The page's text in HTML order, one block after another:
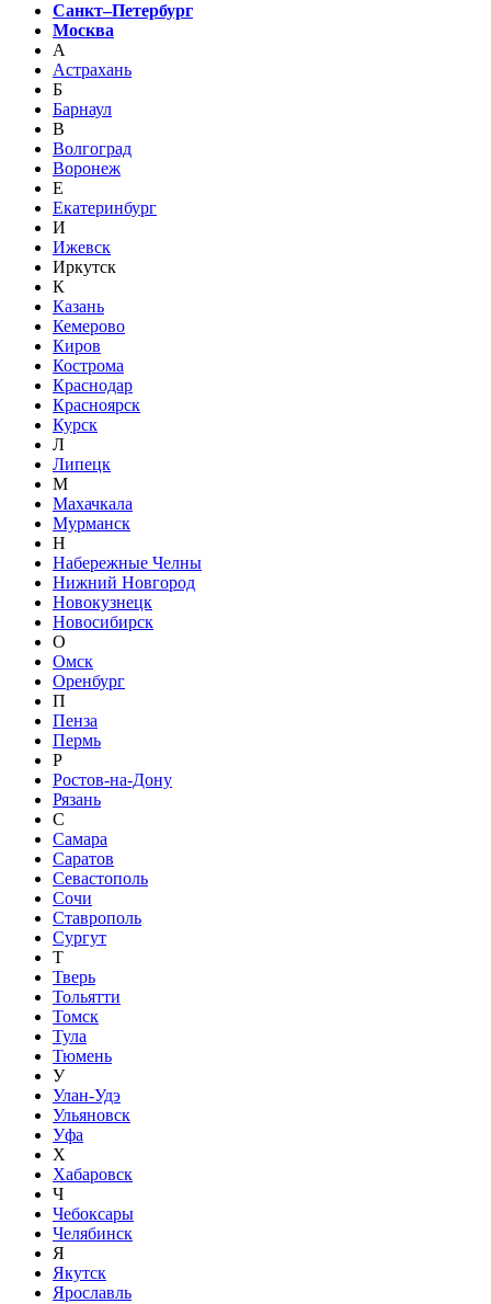
Санкт–Петербург
Москва
А
Астрахань
Б
Барнаул
В
Волгоград
Воронеж
Е
Екатеринбург
И
Ижевск
Иркутск
К
Казань
Кемерово
Киров
Кострома
Краснодар
Красноярск
Курск
Л
Липецк
М
Махачкала
Мурманск
Н
Набережные Челны
Нижний Новгород
Новокузнецк
Новосибирск
О
Омск
Оренбург
П
Пенза
Пермь
Р
Ростов-на-Дону
Рязань
С
Самара
Саратов
Севастополь
Сочи
Ставрополь
Сургут
Т
Тверь
Тольятти
Томск
Тула
Тюмень
У
Улан-Удэ
Ульяновск
Уфа
Х
Хабаровск
Ч
Чебоксары
Челябинск
Я
Якутск
Ярославль